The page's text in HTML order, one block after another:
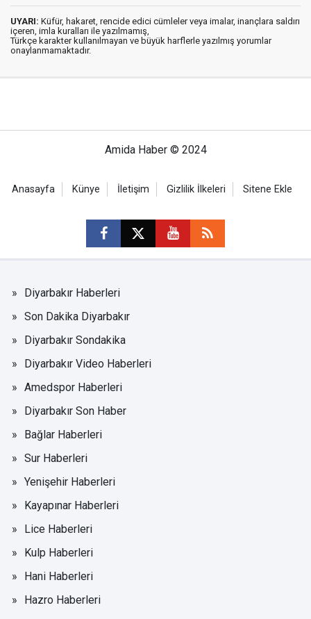
UYARI: Küfür, hakaret, rencide edici cümleler veya imalar, inançlara saldırı
içeren, imla kuralları ile yazılmamış,
Türkçe karakter kullanılmayan ve büyük harflerle yazılmış yorumlar
onaylanmamaktadır.
Amida Haber © 2024
Anasayfa Künye İletişim Gizlilik İlkeleri Sitene Ekle
Diyarbakır Haberleri
Son Dakika Diyarbakır
Diyarbakır Sondakika
Diyarbakır Video Haberleri
Amedspor Haberleri
Diyarbakır Son Haber
Bağlar Haberleri
Sur Haberleri
Yenişehir Haberleri
Kayapınar Haberleri
Lice Haberleri
Kulp Haberleri
Hani Haberleri
Hazro Haberleri